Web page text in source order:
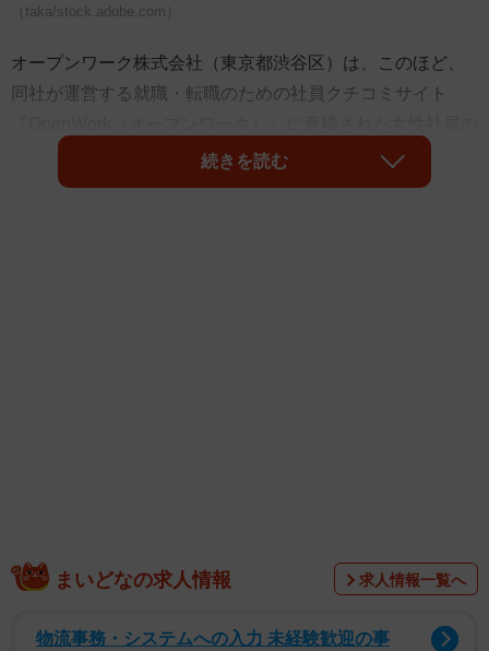
（taka/stock.adobe.com）
オープンワーク株式会社（東京都渋谷区）は、このほど、
同社が運営する就職・転職のための社員クチコミサイト
年収・給与データを元に、30歳時点の想定年収上位30社を
ランキングにした「女性社員の年収企業ランキング」を発
続きを読む
まいどなの求人情報 求人情報一覧へ
物流事務・システムへの入力 未経験歓迎の事